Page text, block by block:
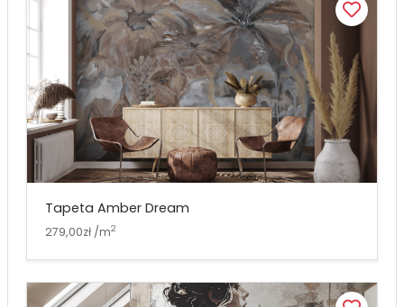
Tapeta Amber Dream
279,00zł /m2